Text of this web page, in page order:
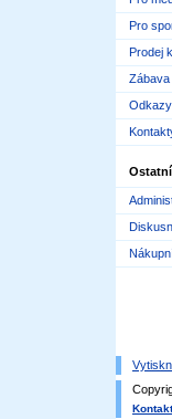
Pro
Prodej
Zábava
Odkazy
Ostatní
Kontakt